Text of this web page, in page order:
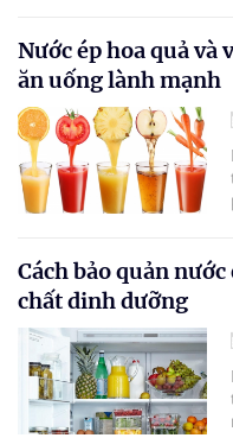
Nước ép hoa quả và
ăn uống lành mạnh
Cách bảo quản
chất dinh dưỡng